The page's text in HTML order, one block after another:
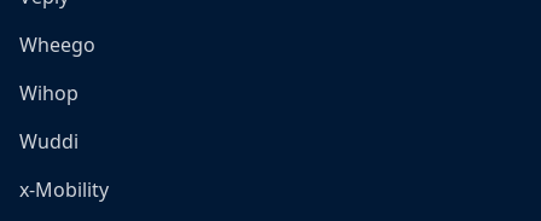
Wheego
Wihop
Wuddi
x-Mobility